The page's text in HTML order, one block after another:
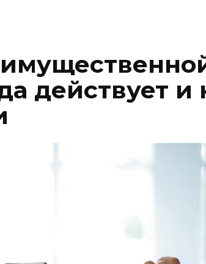
действует и